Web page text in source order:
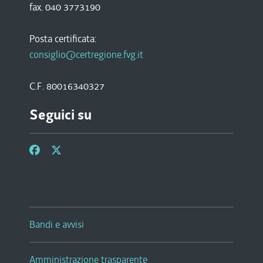
fax. 040 3773190
Posta certificata:
consiglio@certregione.fvg.it
C.F. 80016340327
Seguici su
Bandi e avvisi
Amministrazione trasparente